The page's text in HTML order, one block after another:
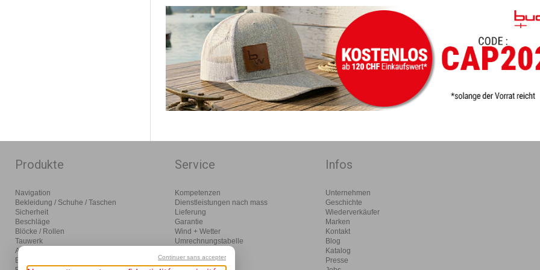
Produkte
Navigation
Bekleidung / Schuhe / Taschen
Sicherheit
Beschläge
Blöcke / Rollen
Tauwerk
Anlegen / Ankern / Motoren
Einrichtung
Service
Kompetenzen
Dienstleistungen nach mass
Lieferung
Garantie
Wind + Wetter
Umrechnungstabelle
Distributor
Infos
Unternehmen
Geschichte
Wiederverkäufer
Marken
Kontakt
Blog
Katalog
Presse
Continuer sans accepter